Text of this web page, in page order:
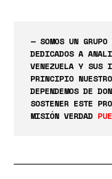
— SOMOS UN
DEDICADOS A
VENEZUELA Y SUS
PRINCIPIO
DEPENDEMOS DE
SOSTENER ESTE
MISIÓN VERDAD